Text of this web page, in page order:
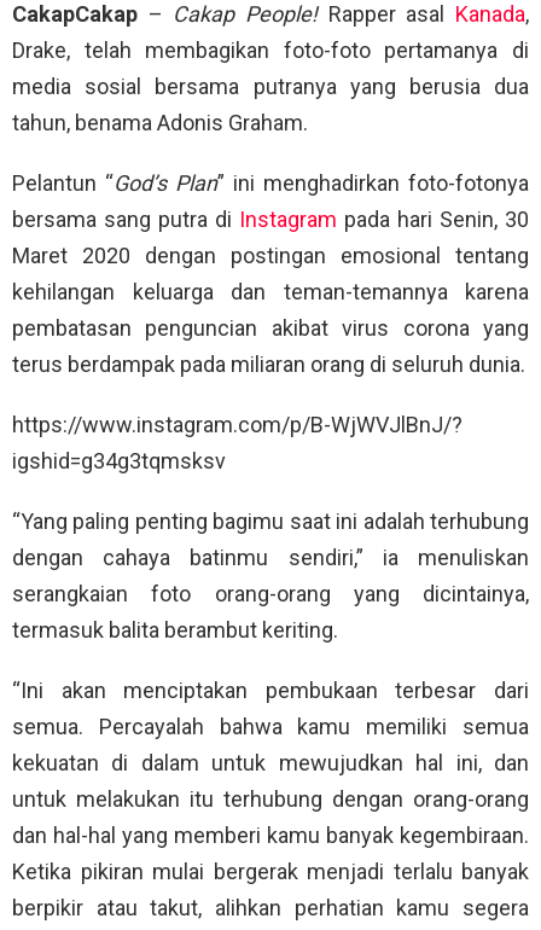
CakapCakap – Cakap People!Rapper asal Kanada,
Drake, telah membagikan foto-foto pertamanya di
media sosial bersama putranya yang berusia dua
tahun, benama Adonis Graham.
Pelantun “God’s Plan” ini menghadirkan foto-fotonya
bersama sang putra di Instagram pada hari Senin, 30
Maret 2020 dengan postingan emosional tentang
kehilangan keluarga dan teman-temannya karena
pembatasan penguncian akibat virus corona yang
terus berdampak pada miliaran orang di seluruh dunia.
https://www.instagram.com/p/B-WjWVJlBnJ/?
igshid=g34g3tqmsksv
“Yang paling penting bagimu saat ini adalah terhubung
dengan cahaya batinmu sendiri,” ia menuliskan
serangkaian foto orang-orang yang dicintainya,
termasuk balita berambut keriting.
“Ini akan menciptakan pembukaan terbesar dari
semua. Percayalah bahwa kamu memiliki semua
kekuatan di dalam untuk mewujudkan hal ini, dan
untuk melakukan itu terhubung dengan orang-orang
dan hal-hal yang memberi kamu banyak kegembiraan.
Ketika pikiran mulai bergerak menjadi terlalu banyak
berpikir atau takut, alihkan perhatian kamu segera